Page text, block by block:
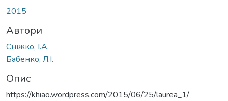
2015
Автори
Сніжко, І.А.
Бабенко, Л.І.
Опис
https://khiao.wordpress.com/2015/06/25/laurea_1/